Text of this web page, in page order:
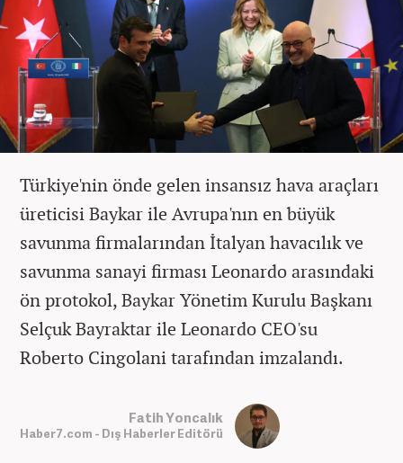
Türkiye'nin önde gelen insansız hava araçları
üreticisi Baykar ile Avrupa'nın en büyük
savunma firmalarından İtalyan havacılık ve
savunma sanayi firması Leonardo arasındaki
ön protokol, Baykar Yönetim Kurulu Başkanı
Selçuk Bayraktar ile Leonardo CEO'su
Roberto Cingolani tarafından imzalandı.
Fatih Yoncalık
Haber7.com - Dış Haberler Editörü